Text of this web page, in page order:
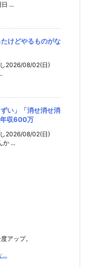
...
けどやるものがな
2026/08/02(日)
い」「消せ消せ消
収600万
2026/08/02(日)
か ...
アップ。
...